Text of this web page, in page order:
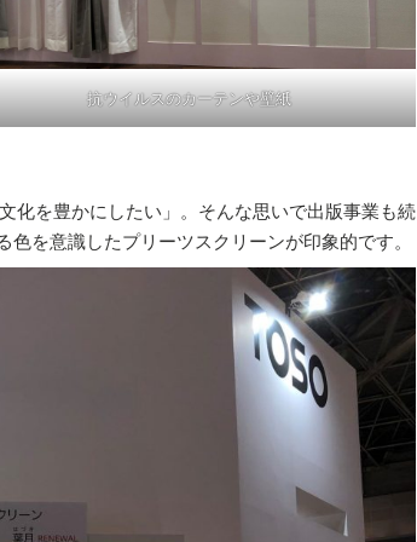
抗ウイルスのカーテンや壁紙
化を豊かにしたい」。そんな思いで出版事業も続
を意識したプリーツスクリーンが印象的です。